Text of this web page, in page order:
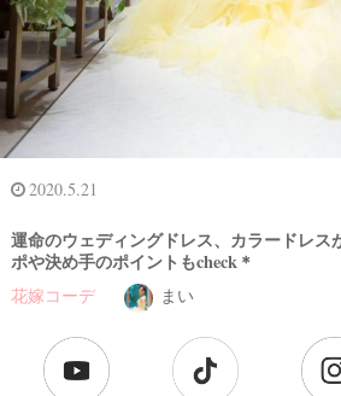
2020.5.21
運命のウェディングドレス、カラードレ
ポや決め手のポイントもcheck＊
花嫁コーデ まい